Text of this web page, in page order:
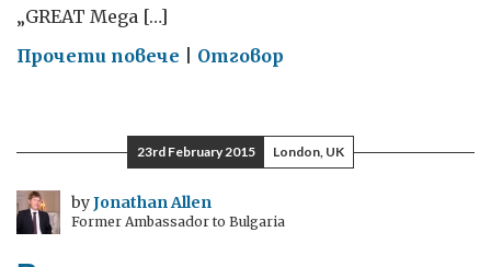
„GREAT Mega […]
Прочети повече on
Mission”
в
България
Отговор
23rd February 2015 London, UK
byJonathan Allen
Former Ambassador to Bulgaria